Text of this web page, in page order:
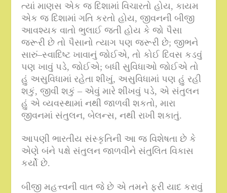
ત્યાં માણસ એક જ દિશામાં વિચારતો હોય,કાયમ
એક જ દિશામાં ગતિ કરતો હોય,જીવનની બીજી
આવશ્યક વાતો ભુલાઈ જતી હોય કે જો પૈસા
જરૂરી છે તો પૈસાનો ત્યાગ પણ જરૂરી છે;જીભને
સારું–સ્વાદિષ્ટ ખાવાનું જોઈએ,તો કોઈ દિવસ કડવું
પણ ખાવું પડે,જોઈએ;બધી સુવિધાઓ જોઈએ તો
હું અસુવિધામાં રહેતા શીખું, અસુવિધામાં પણ હું રહી
શકું,જીવી શકું – એવું મારે શીખવું પડે, એ સંતુલન
હું એ વ્યવસ્થામાં નથી જાળવી શકતો,મારા
જીવનમાં સંતુલન,બેલન્સ,નથી રાખી શકાતું.
આપણી ભારતીય સંસ્કૃતિની આ જ વિશેષતા છે કે
એણે બંને પક્ષે સંતુલન જાળવીને સંતુલિત વિકાસ
કર્યો છે.
બીજી મહત્ત્વની વાત જે છે એ તમને ફરી યાદ કરાવું